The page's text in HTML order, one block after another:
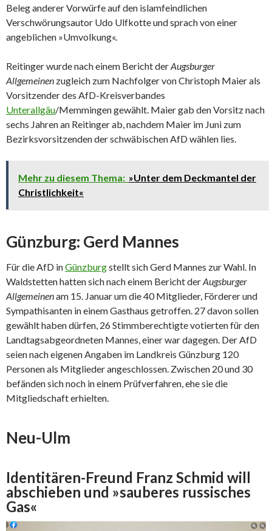
Beleg anderer Vorwürfe auf den islamfeindlichen
Verschwörungsautor Udo Ulfkotte und sprach von einer
angeblichen »Umvolkung«.
Reitinger wurde nach einem Bericht derAugsburger
Allgemeinen zugleich zum Nachfolger von Christoph Maier als
Vorsitzender des AfD-Kreisverbandes
Unterallgäu/Memmingen gewählt. Maier gab den Vorsitz nach
sechs Jahren an Reitinger ab, nachdem Maier im Juni zum
Bezirksvorsitzenden der schwäbischen AfD wählen lies.
Mehr zu diesem Thema: »Unter dem Deckmantel der
Christlichkeit«
Günzburg: Gerd Mannes
Für die AfD inGünzburgstellt sich Gerd Mannes zur Wahl. In
Waldstetten hatten sich nach einem Bericht derAugsburger
Allgemeinenam 15. Januar um die 40 Mitglieder, Förderer und
Sympathisanten in einem Gasthaus getroffen. 27 davon sollen
gewählt haben dürfen, 26 Stimmberechtigte votierten für den
Landtagsabgeordneten Mannes, einer war dagegen. Der AfD
seien nach eigenen Angaben im Landkreis Günzburg 120
Personen als Mitglieder angeschlossen. Zwischen 20 und 30
befänden sich noch in einem Prüfverfahren, ehe sie die
Mitgliedschaft erhielten.
Neu-Ulm
Identitären-Freund Franz Schmid will
abschieben und »sauberes russisches
Gas«